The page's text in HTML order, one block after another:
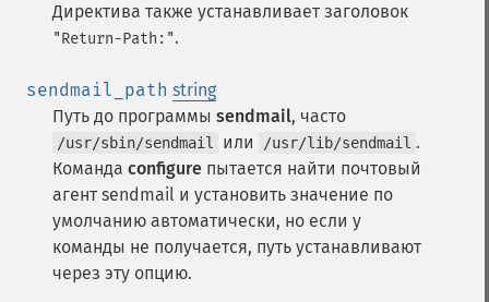
Директива также устанавливает заголовок
"Return-Path:".
sendmail_path string
Путь до программы sendmail, часто
/usr/sbin/sendmail или /usr/lib/sendmail .
Команда configure пытается найти почтовый
агент sendmail и установить значение по
умолчанию автоматически, но если у
команды не получается, путь устанавливают
через эту опцию.